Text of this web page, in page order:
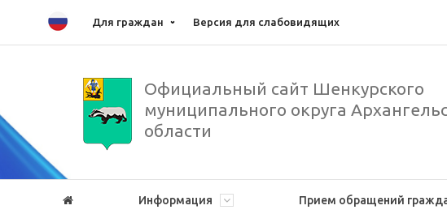
Для граждан Версия для слабовидящих
Официальный сайт Шенкурского
муниципального округа
области
Информация
Прием обращений